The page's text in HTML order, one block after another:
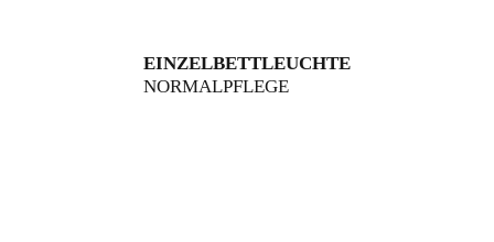
EINZELBETTLEUCHTE
NORMALPFLEGE